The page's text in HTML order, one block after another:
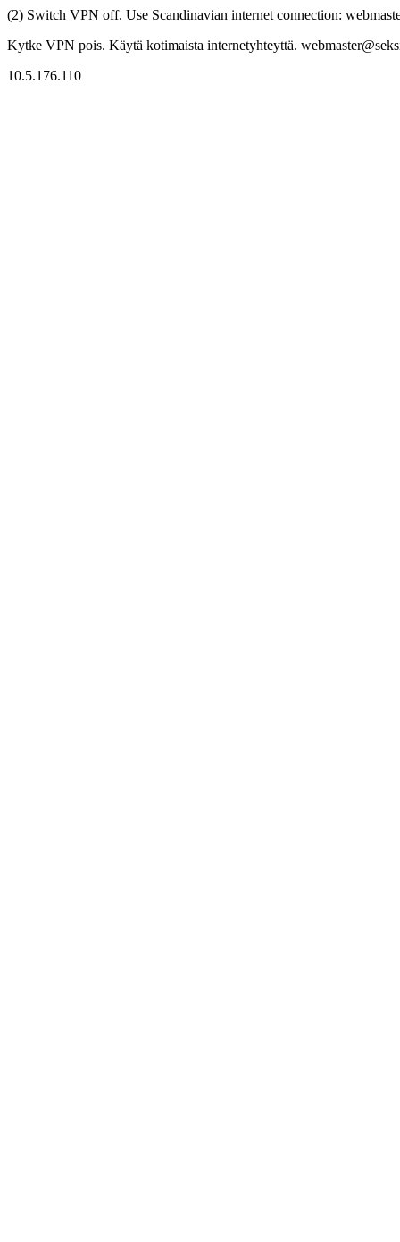
(2) Switch VPN off. Use Scandinavian internet connection:
Kytke VPN pois. Käytä kotimaista internetyhteyttä.
10.5.176.110